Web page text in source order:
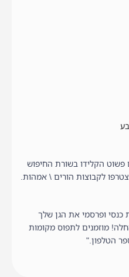
הקלידו בשורת החיפוש
לקבוצות הורים \ אמהות.
כנסי ופרסמי את הגן שלך
מוזמנים לתפוס מקומות
הטלפון."